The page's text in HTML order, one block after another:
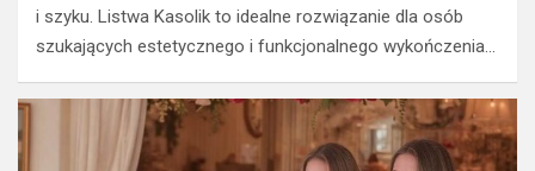
i szyku. Listwa Kasolik to idealne rozwiązanie dla osób
szukających estetycznego i funkcjonalnego wykończenia…